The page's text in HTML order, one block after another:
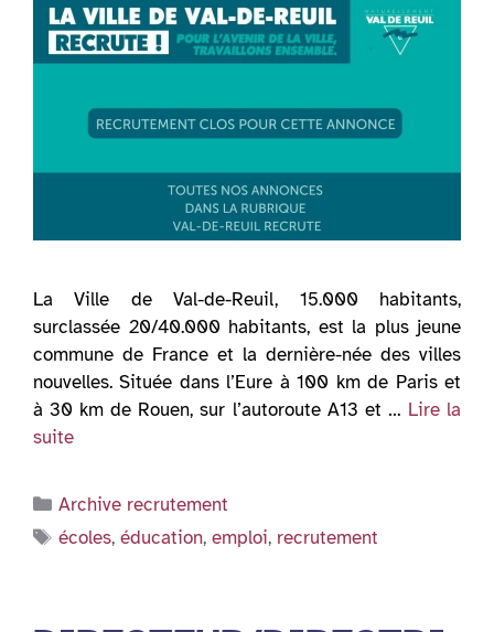
La Ville de Val-de-Reuil, 15.000 habitants,
surclassée 20/40.000 habitants, est la plus jeune
commune de France et la dernière-née des villes
nouvelles. Située dans l’Eure à 100 km de Paris et
à 30 km de Rouen, sur l’autoroute A13 et … Lire la
suite
Catégories
Archive recrutement
Étiquettes
écoles,éducation,emploi, recrutement